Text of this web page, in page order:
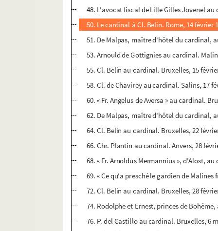
48. L'avocat fiscal de Lille Gilles Jovenel
50. Le cardinal à Cl. Belin. Rome, 14 février
51. De Malpas, maître d'hôtel du cardinal,
53. Arnould de Gottignies au cardinal.
55. Cl. Belin au cardinal. Bruxelles, 15
58. Cl. de Chavirey au cardinal. Salins, 17
60. « Fr. Angelus de Aversa » au cardinal.
62. De Malpas, maître d'hôtel du cardinal,
64. Cl. Belin au cardinal. Bruxelles, 22
66. Chr. Plantin au cardinal. Anvers, 28
68. « Fr. Arnoldus Mermannius », d'Alost,
69. « Ce qu'a presché le gardien de Malines
72. Cl. Belin au cardinal. Bruxelles, 28
74. Rodolphe et Ernest, princes de
76. P. del Castillo au cardinal. Bruxelles, 6